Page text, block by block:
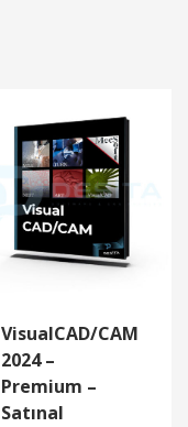
VisualCAD/CAM
2024 –
Premium –
Satınal